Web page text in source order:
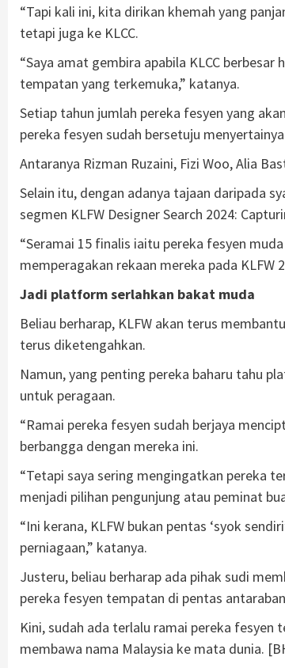
“Tapi kali ini, kita dirikan khemah yang
tetapi juga ke KLCC.
“Saya amat gembira apabila KLCC
tempatan yang terkemuka,” katanya.
Setiap tahun jumlah pereka fesyen yang
pereka fesyen sudah bersetuju
Antaranya Rizman Ruzaini, Fizi Woo, Alia
Selain itu, dengan adanya tajaan daripada
segmen KLFW Designer Search 2024:
“Seramai 15 finalis iaitu pereka fesyen
memperagakan rekaan mereka pada KLFW
Jadi platform serlahkan bakat muda
Beliau berharap, KLFW akan terus
terus diketengahkan.
Namun, yang penting pereka baharu tahu
untuk peragaan.
“Ramai pereka fesyen sudah berjaya
berbangga dengan mereka ini.
“Tetapi saya sering mengingatkan pereka
menjadi pilihan pengunjung atau peminat
“Ini kerana, KLFW bukan pentas ‘syok
perniagaan,” katanya.
Justeru, beliau berharap ada pihak sudi
pereka fesyen tempatan di pentas
Kini, sudah ada terlalu ramai pereka
membawa nama Malaysia ke mata dunia.